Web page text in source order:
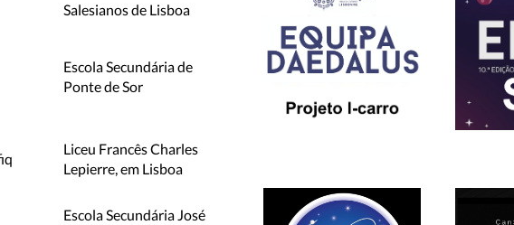
Salesianos de Lisboa
Escola Secundária de
Ponte de Sor
Liceu Francês Charles
Lepierre, em Lisboa
Escola Secundária José